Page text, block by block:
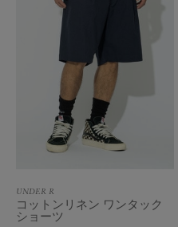
UNDER R
コットンリネン ワンタック
ショーツ